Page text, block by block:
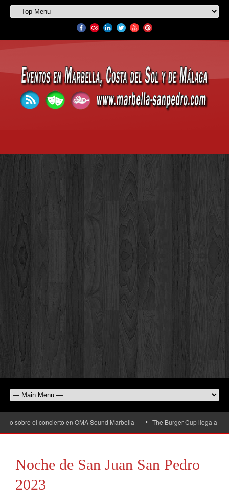
el concierto en OMA Sound Marbella The Burger Cup llega a San Pedro
Noche de San Juan San Pedro
2023